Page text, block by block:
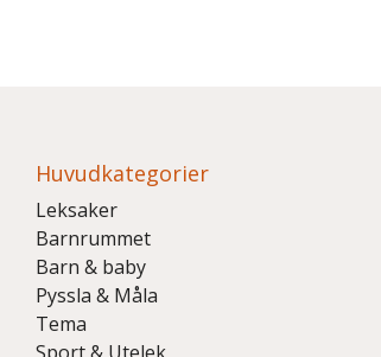
Huvudkategorier
Leksaker
Barnrummet
Barn & baby
Pyssla & Måla
Tema